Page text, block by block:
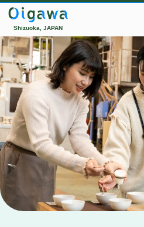
Shizuoka, JAPAN